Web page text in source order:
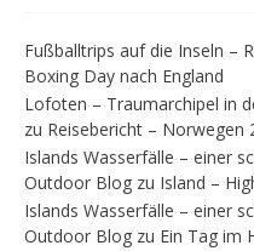
Fußballtrips auf die Inseln –
Boxing Day nach England
Lofoten – Traumarchipel in
zu Reisebericht – Norwegen
Islands Wasserfälle – einer
Outdoor Blog zu Island –
Islands Wasserfälle – einer
Outdoor Blog zu Ein Tag im